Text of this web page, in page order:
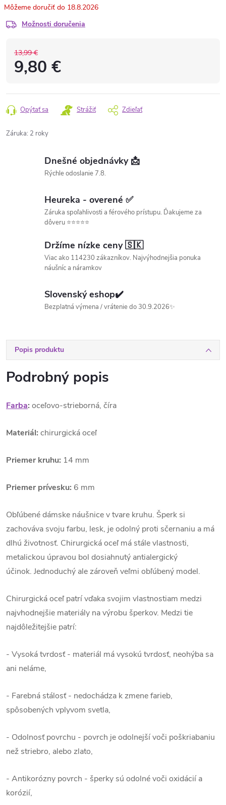
18.8.2026
Možnosti doručenia
13,99 €
9,80 €
Opýtať sa Strážiť Zdieľať
Záruka: 2 roky
Dnešné objednávky 📩
Rýchle odoslanie 7.8.
Heureka - overené ✅
Záruka spoľahlivosti a férového prístupu. Ďakujeme za
dôveru ⭐⭐⭐⭐⭐
Držíme nízke ceny 🇸🇰
Viac ako 114230 zákazníkov. Najvýhodnejšia ponuka
náušníc a náramkov
Slovenský eshop✔️
Bezplatná výmena / vrátenie do 30.9.2026✨
Popis produktu
Podrobný popis
Farba: oceľovo-strieborná, číra
Materiál: chirurgická oceľ
Priemer kruhu: 14 mm
Priemer prívesku: 6 mm
Obľúbené dámske náušnice v tvare kruhu. Šperk si
zachováva svoju farbu, lesk, je odolný proti sčernaniu a má
dlhú životnosť. Chirurgická oceľ má stále vlastnosti,
metalickou úpravou bol dosiahnutý antialergický
účinok. Jednoduchý ale zároveň veľmi obľúbený model.
Chirurgická oceľ patrí vďaka svojim vlastnostiam medzi
najvhodnejšie materiály na výrobu šperkov. Medzi tie
najdôležitejšie patrí:
- Vysoká tvrdosť - materiál má vysokú tvrdosť, neohýba sa
ani neláme,
- Farebná stálosť - nedochádza k zmene farieb,
spôsobených vplyvom svetla,
- Odolnosť povrchu - povrch je odolnejší voči poškriabaniu
než striebro, alebo zlato,
- Antikorózny povrch - šperky sú odolné voči oxidácií a
korózií,